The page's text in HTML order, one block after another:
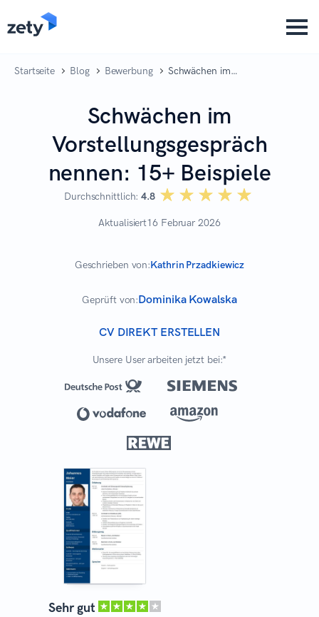
Startseite Blog Bewerbung
Schwächen im
Sehr gut
Schwächen im
Vorstellungsgespräch
nennen: 15+ Beispiele
Durchschnittlich:4.8 ☆☆☆☆☆
★★★★★
Aktualisiert16 Februar 2026
Geschrieben von:Kathrin Przadkiewicz
Geprüft von:Dominika Kowalska
CV DIREKT ERSTELLEN
Unsere User arbeiten jetzt bei:*